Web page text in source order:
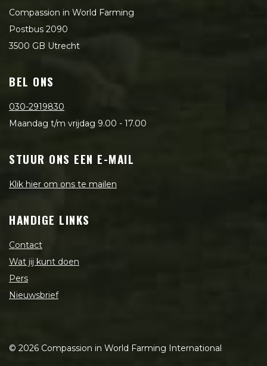
Compassion in World Farming
Postbus 2090
3500 GB Utrecht
BEL ONS
030-2919830
Maandag t/m vrijdag 9.00 - 17.00
STUUR ONS EEN E-MAIL
Klik hier om ons te mailen
HANDIGE LINKS
Contact
Wat jij kunt doen
Pers
Nieuwsbrief
© 2026 Compassion in World Farming International